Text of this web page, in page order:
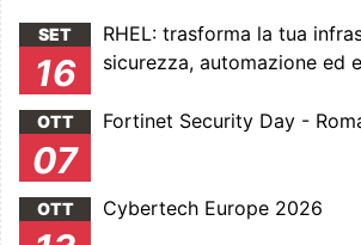
SET
16
RHEL: trasforma la tua
sicurezza, automazione ed
OTT
07
Fortinet Security Day -
OTT Cybertech Europe 2026